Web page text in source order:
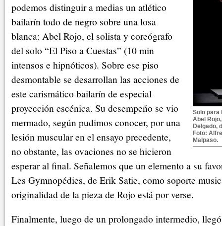
Solo para
Abel
Delgado,
Foto:
Malpaso.
podemos distinguir a medias un atlético
bailarín todo de negro sobre una losa
blanca: Abel Rojo, el solista y coreógrafo
del solo “El Piso a Cuestas” (10 min
intensos e hipnóticos). Sobre ese piso
desmontable se desarrollan las acciones de
este carismático bailarín de especial
proyección escénica. Su desempeño se vio
mermado, según pudimos conocer, por una
lesión muscular en el ensayo precedente,
no obstante, las ovaciones no se hicieron
esperar al final. Señalemos que un elemento a su
Les Gymnopédies, de Erik Satie, como soporte
originalidad de la pieza de Rojo está por verse.
Finalmente, luego de un prolongado intermedio,